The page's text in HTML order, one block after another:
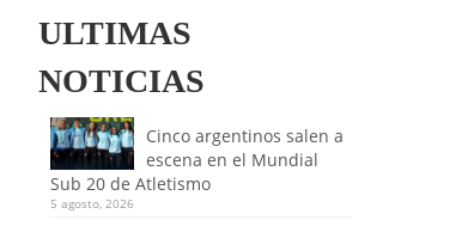
ULTIMAS
NOTICIAS
Cinco argentinos salen a
escena en el Mundial
Sub 20 de Atletismo
5 agosto, 2026